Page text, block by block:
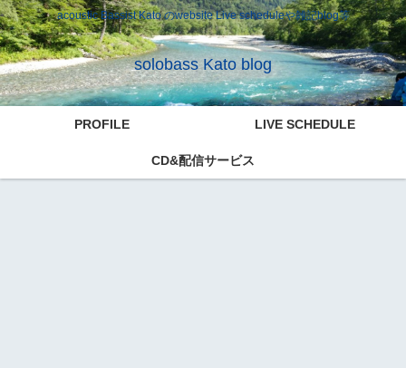
acoustic Bassist Kato のwebsite Live scheduleや雑記blog等
solobass Kato blog
PROFILE LIVE SCHEDULE
CD&配信サービス